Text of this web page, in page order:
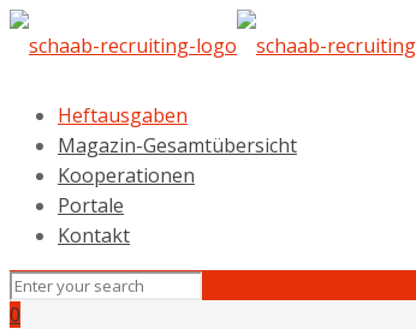
Heftausgaben
Magazin-Gesamtübersicht
Kooperationen
Portale
Kontakt
0